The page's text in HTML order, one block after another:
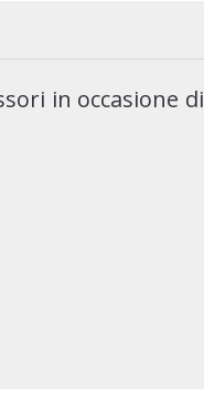
in occasione di